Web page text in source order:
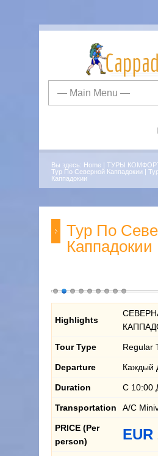
Вы здесь: Home ТУРЫ
Тур По Северной Каппадокии
Каппадокии
Тур По
Каппадокии
Highlights
Tour Type Regular
Departure Каждый
Duration С 10:00
Transportation A/C
PRICE (Per
person)
EUR